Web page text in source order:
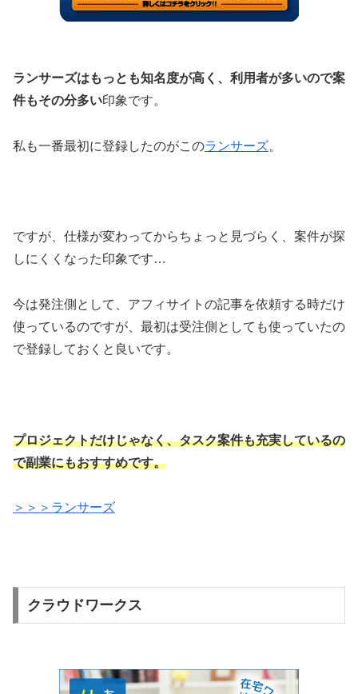
ランサーズはもっとも知名度が高く、利用者が多いので案
件もその分多い印象です。
私も一番最初に登録したのがこのランサーズ。
ですが、仕様が変わってからちょっと見づらく、案件が探
しにくくなった印象です…
今は発注側として、アフィサイトの記事を依頼する時だけ
使っているのですが、最初は受注側としても使っていたの
で登録しておくと良いです。
プロジェクトだけじゃなく、タスク案件も充実しているの
で副業にもおすすめです。
＞＞＞ランサーズ
クラウドワークス